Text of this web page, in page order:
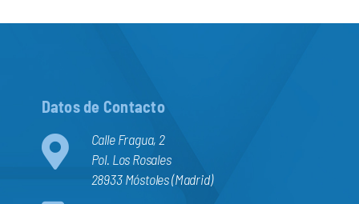
Datos de Contacto
Calle Fragua, 2
Pol. Los Rosales
28933 Móstoles (Madrid)